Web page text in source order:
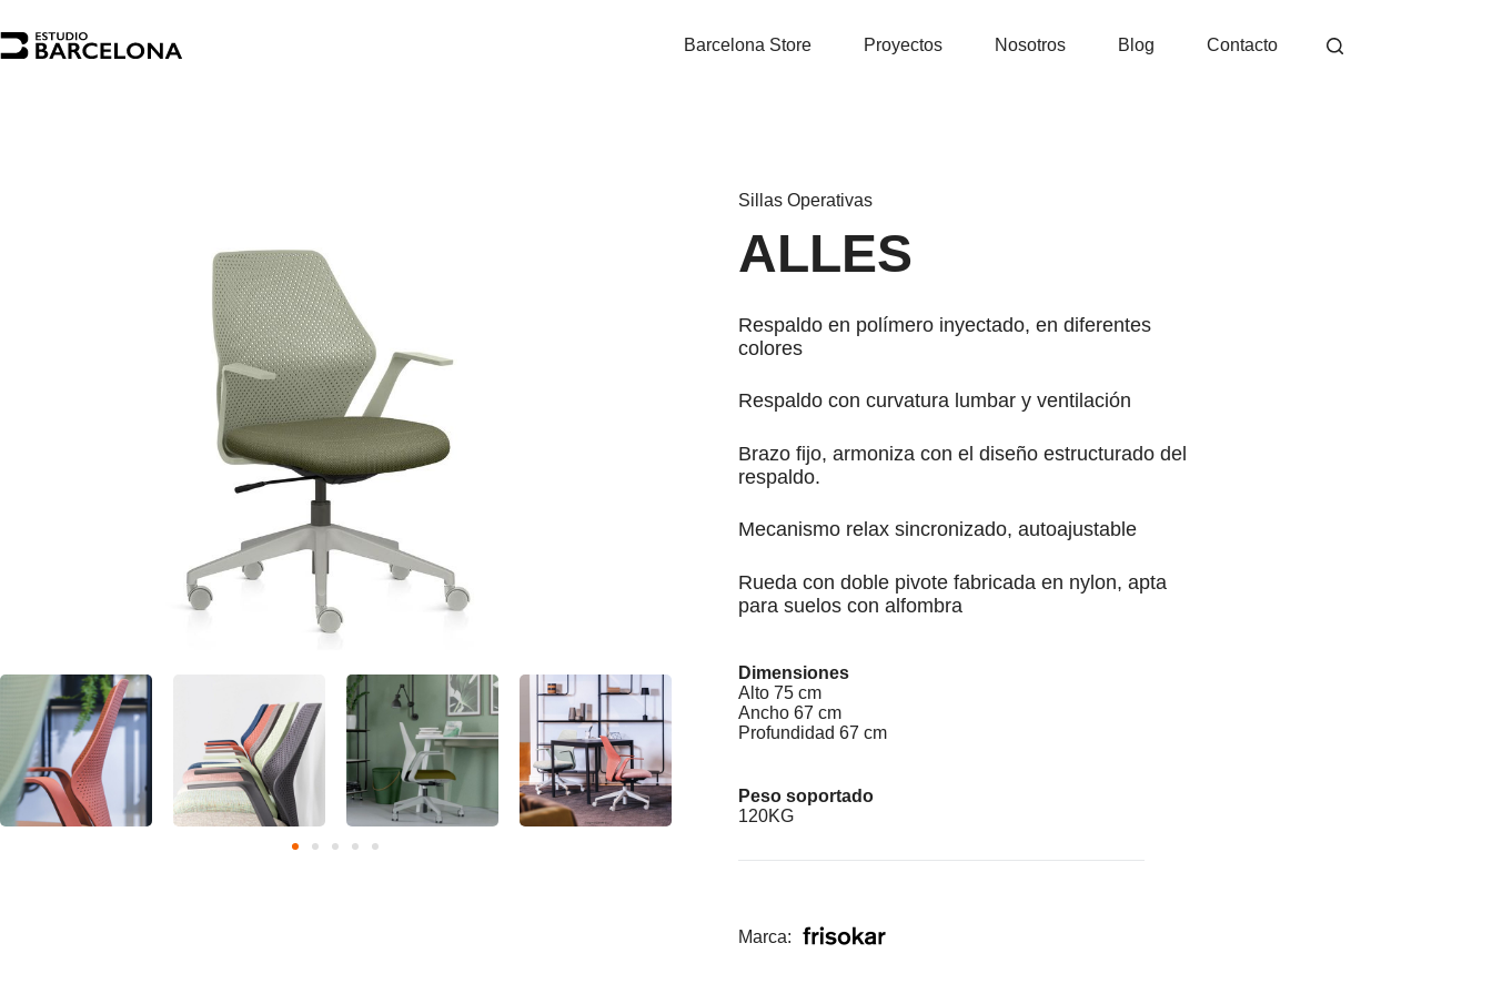
Barcelona Store Proyectos Nosotros Blog Contacto
Sillas Operativas
ALLES
Respaldo en polímero inyectado, en diferentes
colores
Respaldo con curvatura lumbar y ventilación
Brazo fijo, armoniza con el diseño estructurado del
respaldo.
Mecanismo relax sincronizado, autoajustable
Rueda con doble pivote fabricada en nylon, apta
para suelos con alfombra
Dimensiones
Alto 75 cm
Ancho 67 cm
Profundidad 67 cm
Peso soportado
120KG
Marca: